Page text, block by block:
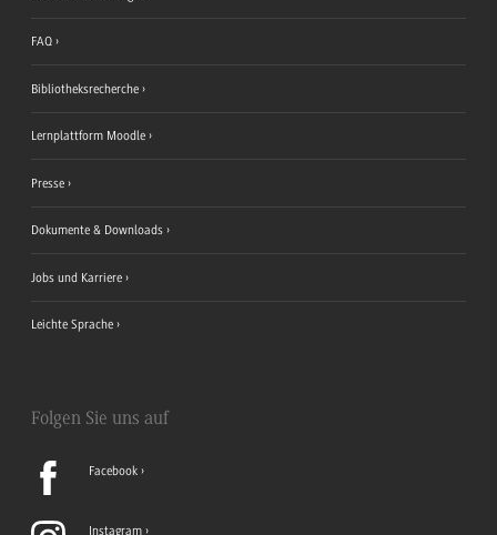
FAQ
Bibliotheksrecherche
Lernplattform Moodle
Presse
Dokumente & Downloads
Jobs und Karriere
Leichte Sprache
Folgen Sie uns auf
Facebook
Instagram